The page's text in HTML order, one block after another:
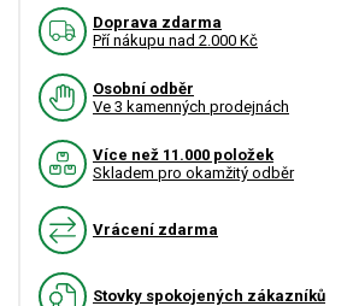
Doprava zdarma
Pří nákupu nad 2.000 Kč
Osobní odběr
Ve 3 kamenných prodejnách
Více než 11.000 položek
Skladem pro okamžitý odběr
Vrácení zdarma
Stovky spokojených zákazníků